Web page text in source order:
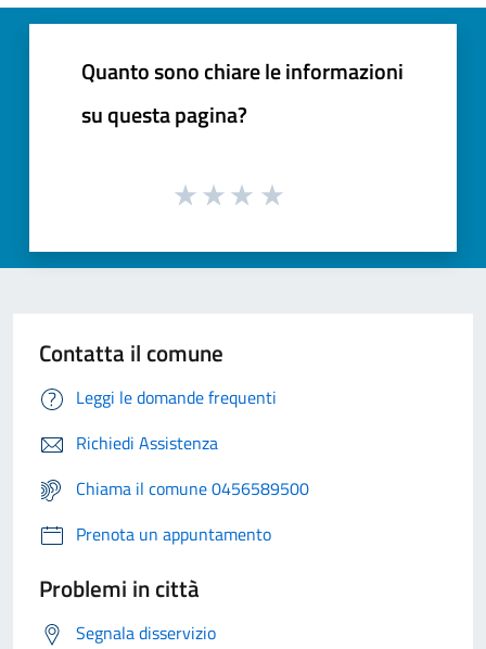
Quanto sono chiare le informazioni
su questa pagina?
Contatta il comune
Leggi le domande frequenti
Richiedi Assistenza
Chiama il comune 0456589500
Prenota un appuntamento
Problemi in città
Segnala disservizio